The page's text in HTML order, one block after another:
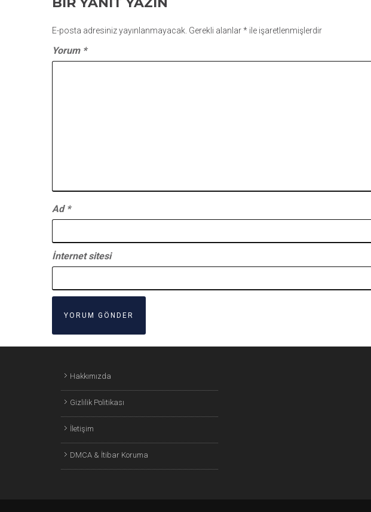
E-posta adresiniz yayınlanmayacak. Gerekli alanlar* ile işaretlenmişlerdir
Yorum *
Ad *
İnternet sitesi
Hakkımızda
Gizlilik Politikası
İletişim
DMCA & İtibar Koruma